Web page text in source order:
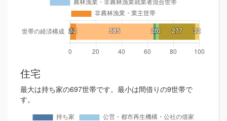
住宅
最大は持ち家の697世帯です。最小は間借りの9世帯で
す。